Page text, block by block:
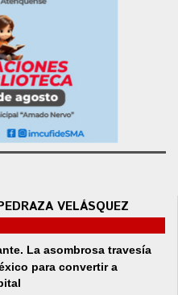
VELÁSQUEZ
La asombrosa travesía
para convertir a